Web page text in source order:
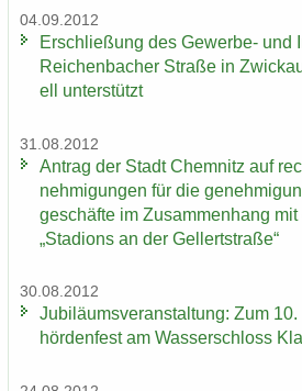
04.09.2012
Er­schlie­ßung des Gewerbe-​ und
Rei­chen­ba­cher Stra­ße in
ell un­ter­stützt
31.08.2012
An­trag der Stadt Chem­nitz auf
neh­mi­gun­gen für die
ge­schäf­te im Zu­sam­men­hang
„Sta­di­ons an der Gel­lert­stra­ße“
30.08.2012
Ju­bi­lä­ums­ver­an­stal­tung: Zum
hör­den­fest am Was­ser­schloss